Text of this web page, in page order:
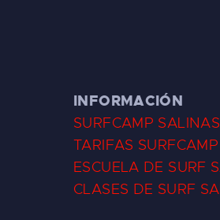
INFORMACIÓN
SURFCAMP SALINAS
TARIFAS SURFCAMP
ESCUELA DE SURF
CLASES DE SURF